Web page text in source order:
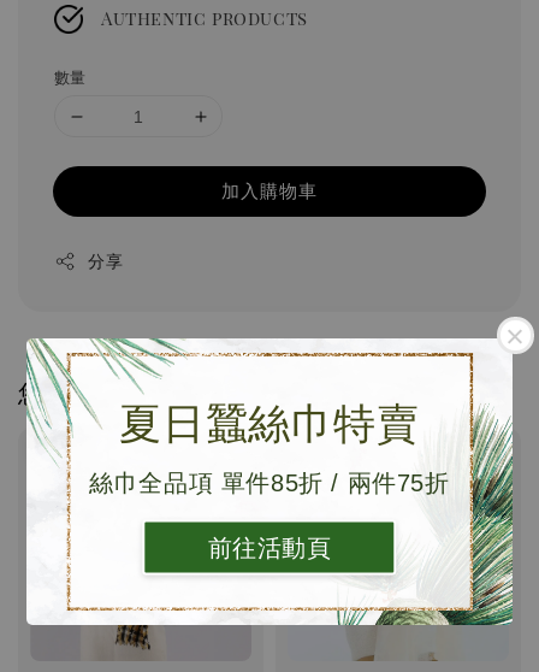
夏日蠶絲巾特賣
絲巾全品項 單件85折 / 兩件75折
前往活動頁
Authentic products
數量
加入購物車
分享
您可能也喜歡